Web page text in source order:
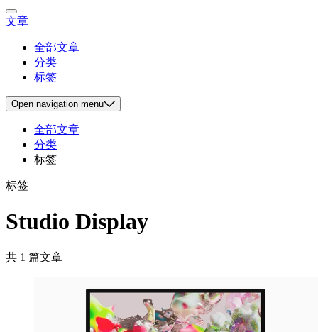
文章
全部文章
分类
标签
Open navigation menu
全部文章
分类
标签
标签
Studio Display
共 1 篇文章